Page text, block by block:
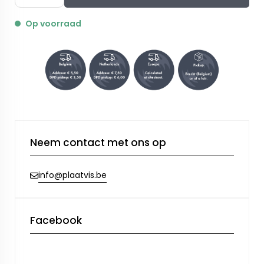
Op voorraad
Neem contact met ons op
info@plaatvis.be
Facebook